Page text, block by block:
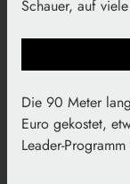
Schauer, auf
Die 90 Meter
Euro gekostet,
Leader-